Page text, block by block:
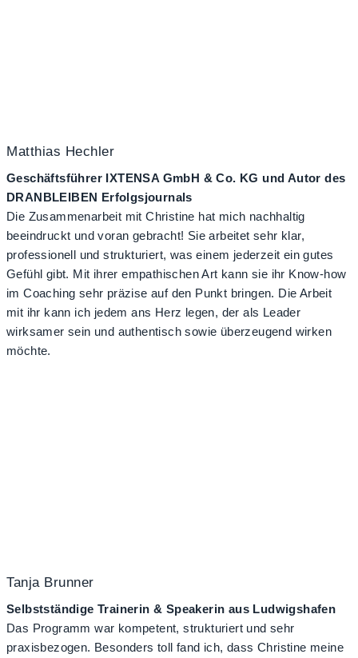
Matthias Hechler
Geschäftsführer IXTENSA GmbH & Co. KG und Autor des
DRANBLEIBEN Erfolgsjournals
Die Zusammenarbeit mit Christine hat mich nachhaltig
beeindruckt und voran gebracht! Sie arbeitet sehr klar,
professionell und strukturiert, was einem jederzeit ein gutes
Gefühl gibt. Mit ihrer empathischen Art kann sie ihr Know-how
im Coaching sehr präzise auf den Punkt bringen. Die Arbeit
mit ihr kann ich jedem ans Herz legen, der als Leader
wirksamer sein und authentisch sowie überzeugend wirken
möchte.
Tanja Brunner
Selbstständige Trainerin & Speakerin aus Ludwigshafen
Das Programm war kompetent, strukturiert und sehr
praxisbezogen. Besonders toll fand ich, dass Christine meine